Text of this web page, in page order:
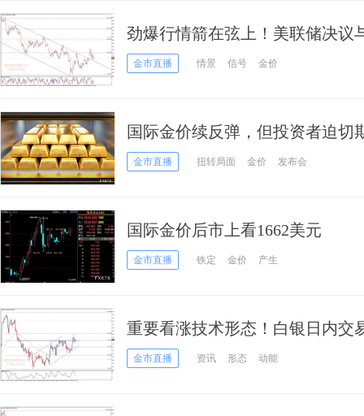
劲爆行情箭在弦上！美联储决议
元、英镑、日元、澳元和黄金最
金市直播 情景 信号 金价
国际金价续反弹，但投资者迫切
金市直播 扭转局面 金价 发布会
国际金价后市上看1662美元
金市直播 铁定 金价 产生
重要看涨技术形态！白银日内交
银价料飙升逾3%
金市直播 资讯 形态 动能